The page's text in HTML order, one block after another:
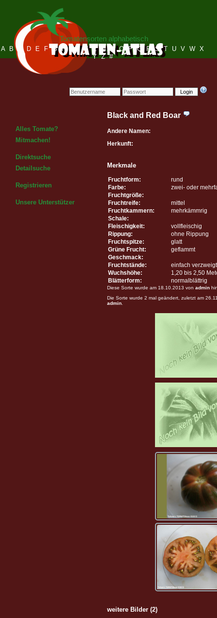
Login
Tomatensorten alphabetisch
A B C D E F G H I J K L M N O P Q R S T U V W X
Y Z #
Alles Tomate?
Mitmachen!
Direktsuche
Detailsuche
Registrieren
Unsere Unterstützer
Black and Red Boar
Andere Namen:
Herkunft:
Merkmale
Fruchtform:
rund
Farbe:
zwei- oder
Fruchtgröße:
Fruchtreife:
mittel
Fruchtkammern:
mehrkämmrig
Schale:
Fleischigkeit:
vollfleischig
Rippung:
ohne Rippung
Fruchtspitze:
glatt
Grüne Frucht:
geflammt
Geschmack:
Fruchtstände:
einfach verzweigt
Wuchshöhe:
1,20 bis 2,50
Blätterform:
normalblättrig
Diese Sorte wurde am 18.10.2013 von admin
Die Sorte wurde 2 mal geändert, zuletzt am
admin
weitere Bilder (2)